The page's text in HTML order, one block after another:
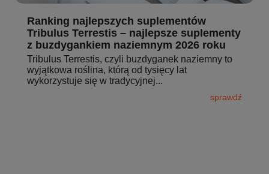
Ranking najlepszych suplementów
Tribulus Terrestis – najlepsze suplementy
z buzdygankiem naziemnym 2026 roku
Tribulus Terrestis, czyli buzdyganek naziemny to
wyjątkowa roślina, którą od tysięcy lat
wykorzystuje się w tradycyjnej...
sprawdź